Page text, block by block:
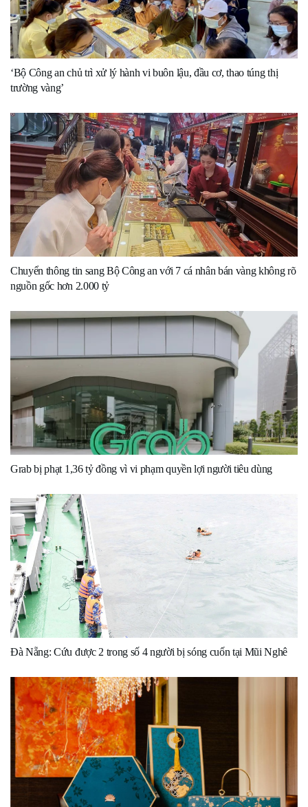
‘Bộ Công an chủ trì xử lý hành vi buôn lậu, đầu cơ, thao túng thị
trường vàng’
Chuyển thông tin sang Bộ Công an với 7 cá nhân bán vàng không rõ
nguồn gốc hơn 2.000 tỷ
Grab bị phạt 1,36 tỷ đồng vì vi phạm quyền lợi người tiêu dùng
Đà Nẵng: Cứu được 2 trong số 4 người bị sóng cuốn tại Mũi Nghê